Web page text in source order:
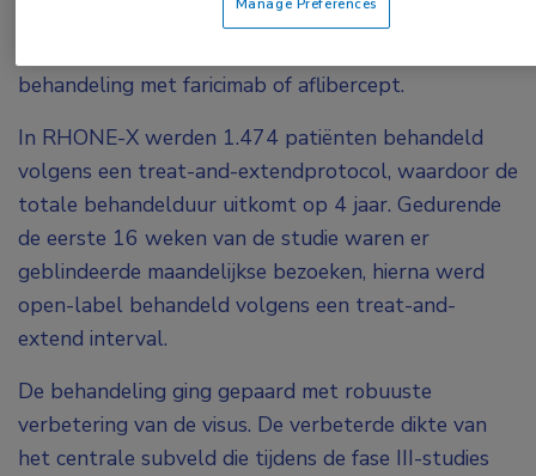
RHINE-studies waren patiënten met diabetisch
behandeling met faricimab of aflibercept.
In RHONE-X werden 1.474 patiënten behandeld
volgens een treat-and-extendprotocol, waardoor de
totale behandelduur uitkomt op 4 jaar. Gedurende
de eerste 16 weken van de studie waren er
geblindeerde maandelijkse bezoeken, hierna werd
open-label behandeld volgens een treat-and-
extend interval.
De behandeling ging gepaard met robuuste
verbetering van de visus. De verbeterde dikte van
het centrale subveld die tijdens de fase III-studies
Manage Preferences